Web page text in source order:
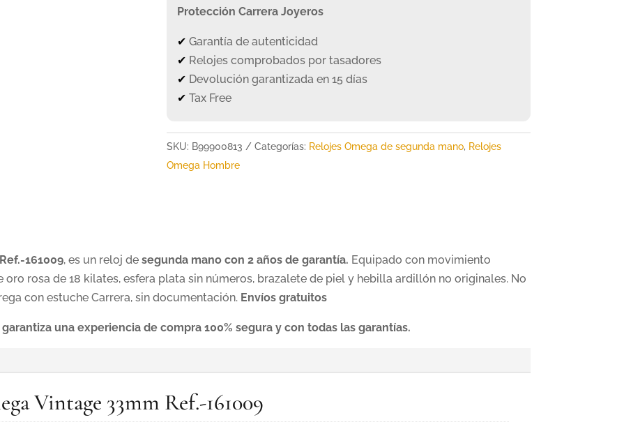
Protección Carrera Joyeros
✔Garantía de autenticidad
✔ Relojes comprobados por tasadores
✔ Devolución garantizada en 15 días
✔Tax Free
SKU: B99900813 Categorías: Relojes Omega de segunda mano, Relojes
Omega Hombre
161009, es un reloj desegunda mano con 2 años de garantía. Equipado con movimiento
rosa de 18 kilates, esfera plata sin números, brazalete de piel y hebilla ardillón no originales. No
con estuche Carrera, sin documentación. Envíos gratuitos
una experiencia de compra 100% segura y con todas las garantías.
Vintage 33mm Ref.-161009